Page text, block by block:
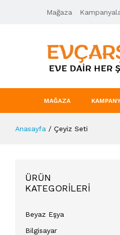
Mağaza
MAĞAZA
Anasayfa / Çeyiz Seti
ÜRÜN
KATEGORILERI
Beyaz Eşya
Bilgisayar